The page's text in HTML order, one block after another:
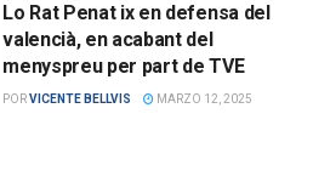
Lo Rat Penat ix en defensa del
valencià, en acabant del
menyspreu per part de TVE
PORVICENTE BELLVIS MARZO 12, 2025